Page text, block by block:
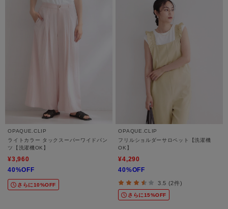
OPAQUE.CLIP
ライトカラー タックスーパーワイドパン
ツ【洗濯機OK】
¥3,960
40%OFF
さらに10%OFF
OPAQUE.CLIP
フリルショルダーサロペット【洗濯機
OK】
¥4,290
40%OFF
3.5 (2件)
さらに15%OFF